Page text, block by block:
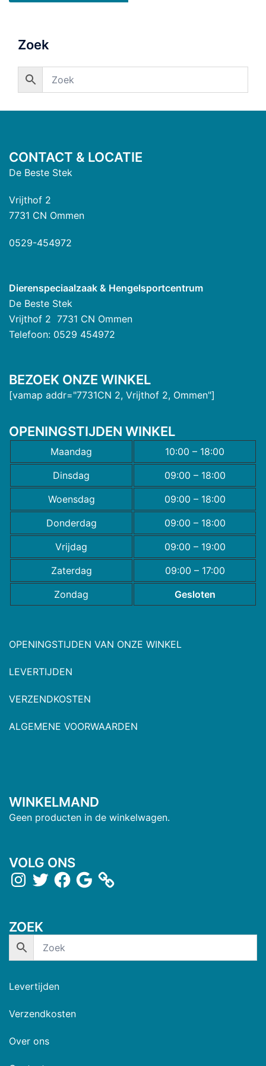
Zoek
CONTACT & LOCATIE
De Beste Stek
Vrijthof 2
7731 CN Ommen
0529-454972
Dierenspeciaalzaak & Hengelsportcentrum
De Beste Stek
Vrijthof 2 7731 CN Ommen
Telefoon: 0529 454972
BEZOEK ONZE WINKEL
[vamap addr="7731CN 2, Vrijthof 2, Ommen"]
OPENINGSTIJDEN WINKEL
Maandag
10:00 – 18:00
Dinsdag
09:00 – 18:00
Woensdag
09:00 – 18:00
Donderdag
09:00 – 18:00
Vrijdag
09:00 – 19:00
Zaterdag
09:00 – 17:00
Zondag
Gesloten
OPENINGSTIJDEN VAN ONZE WINKEL
LEVERTIJDEN
VERZENDKOSTEN
ALGEMENE VOORWAARDEN
WINKELMAND
Geen producten in de winkelwagen.
VOLG ONS
ZOEK
Levertijden
Verzendkosten
Over ons